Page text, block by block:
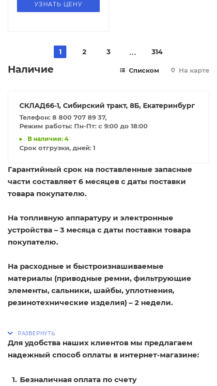
УЗНАТЬ ЦЕНУ
1 2 3 314
Наличие Списком На карте
СКЛАД66-1, Сибирский тракт, 8Б, Екатеринбург
Телефон: 8 800 707 89 37,
Режим работы: Пн-Пт: с 9:00 до 18:00
В наличии: 4
Срок отгрузки, дней: 1
Гарантийный срок на поставленные запасные
части составляет 6 месяцев с даты поставки
товара покупателю.
На топливную аппаратуру и электронные
устройства – 3 месяца с даты поставки товара
покупателю.
На расходные и быстроизнашиваемые
материалы (приводные ремни, фильтрующие
элементы, сальники, шайбы, уплотнения,
резинотехнические изделия) – 2 недели.
Для удобства наших клиентов мы предлагаем
надежный способ оплаты в интернет-магазине:
Безналичная оплата по счету